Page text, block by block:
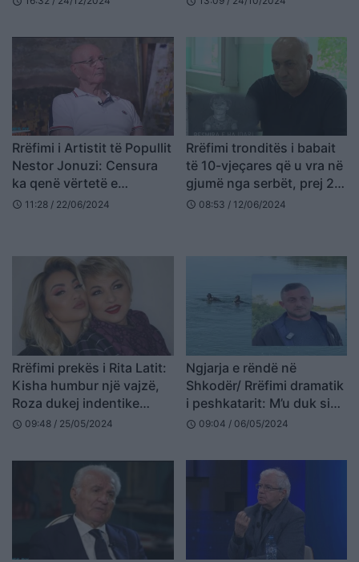
Rrëfimi i Artistit të Popullit
Nestor Jonuzi: Censura
ka qenë vërtetë e
tmerrshme, por nuk ka
atë kohë
schedule 11:28 / 22/06/2024
Rrëfimi tronditës i babait
të 10-vjeçares që u vra në
gjumë nga serbët, prej 25
vitesh ajo fle në…
schedule 08:53 / 12/06/2024
Rrëfimi prekës i Rita Latit:
Kisha humbur një vajzë,
Roza dukej indentike…
schedule 09:48 / 25/05/2024
Ngjarja e rëndë në
Shkodër/ Rrëfimi dramatik
i peshkatarit: M’u duk si
kukull, u shokova kur
schedule 09:04 / 06/05/2024